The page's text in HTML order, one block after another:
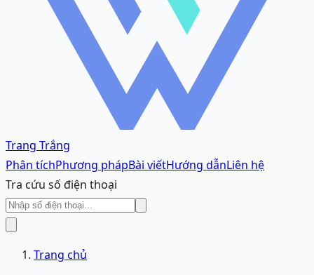
Trang Trắng
Phân tíchPhương phápBài viếtHướng dẫnLiên hệ
Tra cứu số điện thoại
Trang chủ